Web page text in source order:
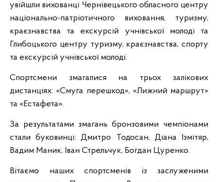
увійшли вихованці Чернівецького обласного центру
національно-патріотичного виховання, туризму,
краєзнавства та екскурсій учнівської молоді та
Глибоцького центру туризму, краєзнавства, спорту
та екскурсій учнівської молоді.
Спортсмени змагалися на трьох залікових
дистанціях: «Смуга перешкод», «Лижний маршрут»
та «Естафета».
За результатами змагань бронзовими чемпіонами
стали буковинці: Дмитро Тодосан, Діана Ізмітяр,
Вадим Маник, Іван Стрельчук, Богдан Цуренко.
Вітаємо наших спортсменів із заслуженими